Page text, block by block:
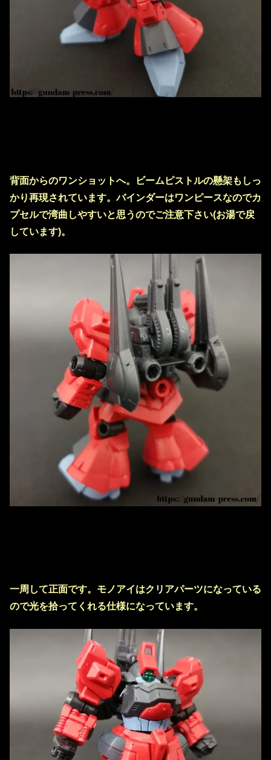
背面からのワンショットへ。ビームピストルの懸架もしっ
かり再現されています。バインダーはワンピースなのでカ
プセルで湾曲しやすいと思うのでご注意下さい(お湯で戻
しています)。
一周して正面です。モノアイはクリアパーツになっている
ので光を拾ってくれる仕様になっています。